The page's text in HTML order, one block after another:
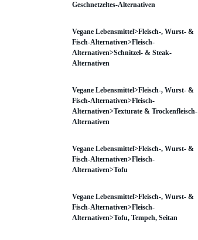
Geschnetzeltes-Alternativen
Vegane Lebensmittel>Fleisch-, Wurst- &
Fisch-Alternativen>Fleisch-
Alternativen>Schnitzel- & Steak-
Alternativen
Vegane Lebensmittel>Fleisch-, Wurst- &
Fisch-Alternativen>Fleisch-
Alternativen>Texturate & Trockenfleisch-
Alternativen
Vegane Lebensmittel>Fleisch-, Wurst- &
Fisch-Alternativen>Fleisch-
Alternativen>Tofu
Vegane Lebensmittel>Fleisch-, Wurst- &
Fisch-Alternativen>Fleisch-
Alternativen>Tofu, Tempeh, Seitan